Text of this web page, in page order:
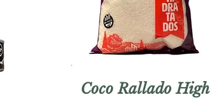
Coco Rallado High